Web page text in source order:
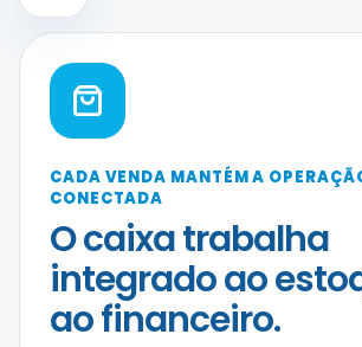
CADA VENDA MANTÉM A
CONECTADA
O caixa trabalha
integrado ao
ao financeiro.